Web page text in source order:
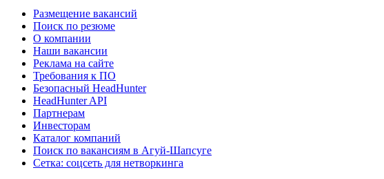
Размещение вакансий
Поиск по резюме
О компании
Наши вакансии
Реклама на сайте
Требования к ПО
Безопасный HeadHunter
HeadHunter API
Партнерам
Инвесторам
Каталог компаний
Поиск по вакансиям в Агуй-Шапсуге
Сетка: соцсеть для нетворкинга